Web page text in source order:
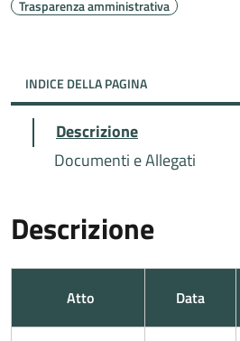
Trasparenza amministrativa
INDICE DELLA PAGINA
Descrizione
Documenti e Allegati
Descrizione
Atto Data